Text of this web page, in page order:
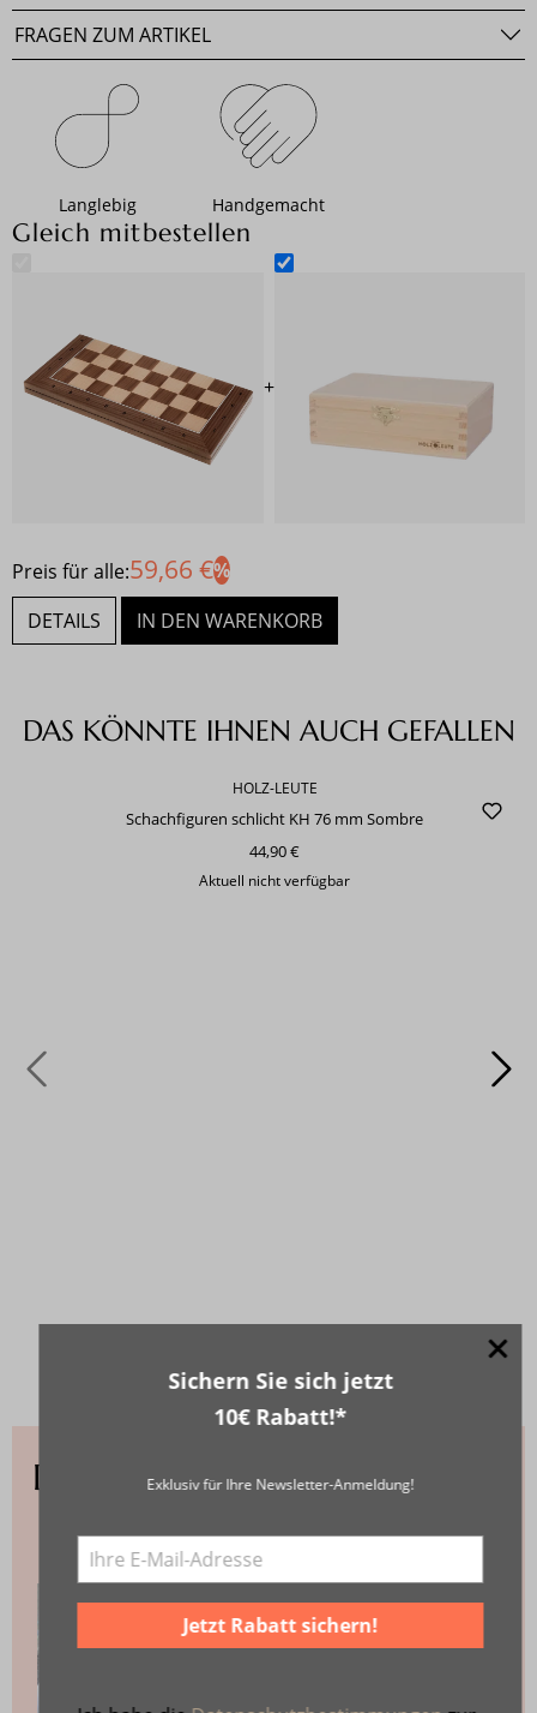
Sichern Sie sich jetzt
10€ Rabatt!*
Exklusiv für Ihre Newsletter-Anmeldung!
Jetzt Rabatt sichern!
FRAGEN ZUM ARTIKEL
Langlebig Handgemacht
Gleich mitbestellen
+
Preis für alle:59,66 €
DETAILS IN DEN WARENKORB
Produktgalerie überspringen
DAS KÖNNTE IHNEN AUCH GEFALLEN
HOLZ-LEUTE
Schachfiguren schlicht KH 76 mm Sombre
44,90 €
Aktuell nicht verfügbar
Diese Themen könnten Sie